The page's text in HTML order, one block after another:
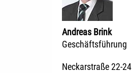
Andreas Brink
Geschäftsführung
Neckarstraße 22-24